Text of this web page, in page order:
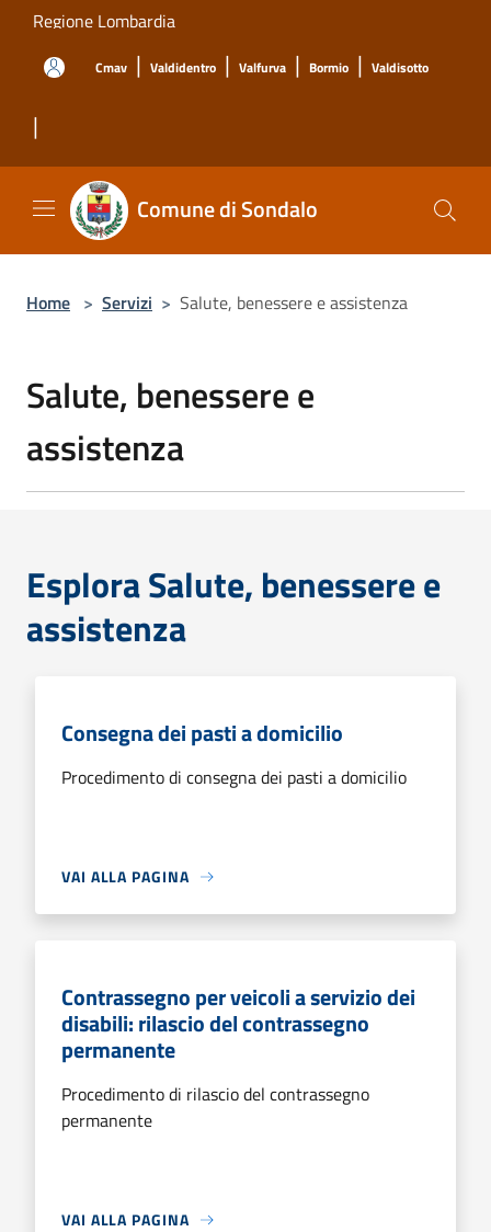
Salta al contenuto principale
Regione Lombardia
Cmav | Valdidentro | Valfurva | Bormio | Valdisotto
|
Comune di Sondalo
Home > Servizi > Salute, benessere e assistenza
Salute, benessere e
assistenza
Esplora Salute, benessere e
assistenza
Consegna dei pasti a domicilio
Procedimento di consegna dei pasti a domicilio
VAI ALLA PAGINA
Contrassegno per veicoli a servizio dei
disabili: rilascio del contrassegno
permanente
Procedimento di rilascio del contrassegno
permanente
VAI ALLA PAGINA